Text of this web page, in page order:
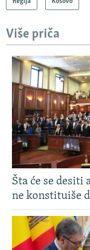
Više priča
Šta će se desiti
ne konstituiše